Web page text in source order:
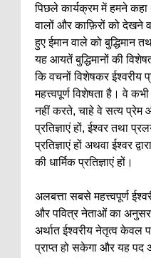
पिछले कार्यक्रम में हमने
वालों और काफ़िरों को देखने
हुए ईमान वाले को बुद्धिमान
यह आयतें बुद्धिमानों की
कि वचनों विशेषकर ईश्वरीय
महत्त्वपूर्ण विशेषता है। वे
नहीं करते, चाहे वे सत्य प्रेम
प्रतिज्ञाएं हों, ईश्वर तथा
प्रतिज्ञाएं हों अथवा ईश्वर
की धार्मिक प्रतिज्ञाएं हों।
अलबत्ता सबसे महत्त्वपूर्ण
और पवित्र नेताओं का
अर्थात ईश्वरीय नेतृत्व केवल
प्राप्त हो सकेगा और यह पद